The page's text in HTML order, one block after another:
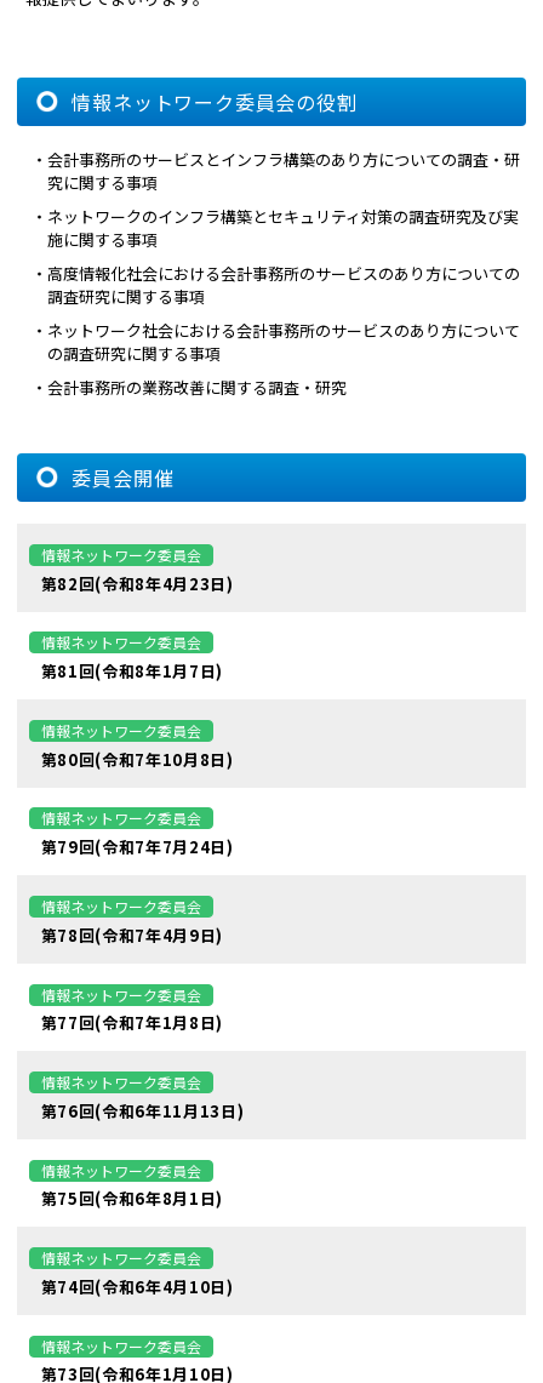
情報ネットワーク委員会の役割
・会計事務所のサービスとインフラ構築のあり方についての調査・研
究に関する事項
・ネットワークのインフラ構築とセキュリティ対策の調査研究及び実
施に関する事項
・高度情報化社会における会計事務所のサービスのあり方についての
調査研究に関する事項
・ネットワーク社会における会計事務所のサービスのあり方について
の調査研究に関する事項
・会計事務所の業務改善に関する調査・研究
委員会開催
情報ネットワーク委員会
第82回(令和8年4月23日)
情報ネットワーク委員会
第81回(令和8年1月7日)
情報ネットワーク委員会
第80回(令和7年10月8日)
情報ネットワーク委員会
第79回(令和7年7月24日)
情報ネットワーク委員会
第78回(令和7年4月9日)
情報ネットワーク委員会
第77回(令和7年1月8日)
情報ネットワーク委員会
第76回(令和6年11月13日)
情報ネットワーク委員会
第75回(令和6年8月1日)
情報ネットワーク委員会
第74回(令和6年4月10日)
情報ネットワーク委員会
第73回(令和6年1月10日)